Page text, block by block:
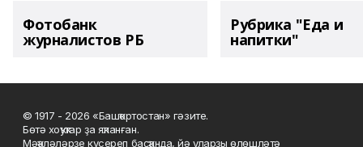
Фотобанк
журналистов РБ
Рубрика "Еда и
напитки"
© 1917 - 2026 «Башҡортостан» гәзите.
Бөтә хоҡуҡтар ҙа яҡланған.
Мәҡәләләрҙе күсереп баҫҡанда, йә уларҙы өлөшләтә